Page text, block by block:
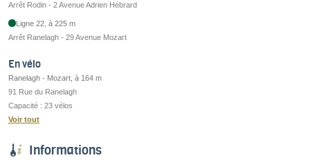
Arrêt Rodin - 2 Avenue Adrien Hébrard
Ligne 22, à 225 m
Arrêt Ranelagh - 29 Avenue Mozart
En vélo
Ranelagh - Mozart, à 164 m
91 Rue du Ranelagh
Capacité : 23 vélos
Voir tout
Informations